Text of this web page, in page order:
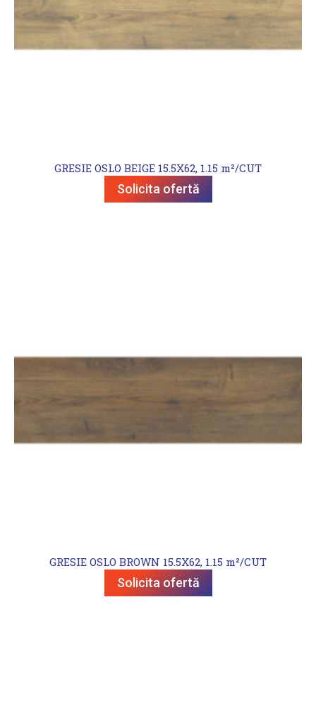
GRESIE OSLO BEIGE 15.5X62, 1.15 m²/CUT
Solicita ofertă
GRESIE OSLO BROWN 15.5X62, 1.15 m²/CUT
Solicita ofertă